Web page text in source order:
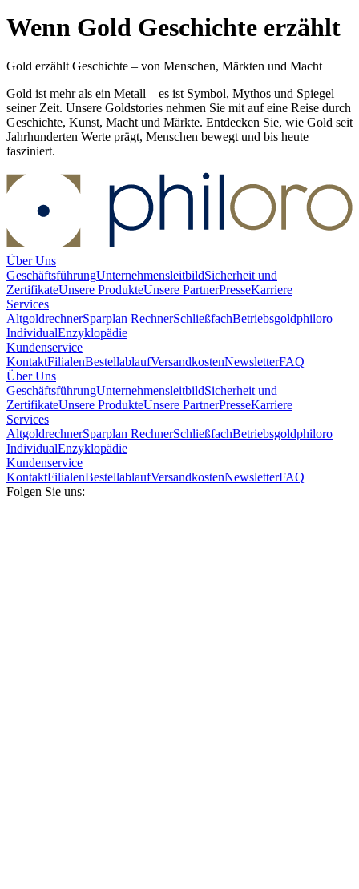
Wenn Gold Geschichte erzählt
Gold erzählt Geschichte – von Menschen, Märkten und Macht
Gold ist mehr als ein Metall – es ist Symbol, Mythos und Spiegel
seiner Zeit. Unsere Goldstories nehmen Sie mit auf eine Reise durch
Geschichte, Kunst, Macht und Märkte. Entdecken Sie, wie Gold seit
Jahrhunderten Werte prägt, Menschen bewegt und bis heute
fasziniert.
Über Uns
GeschäftsführungUnternehmensleitbildSicherheit und
ZertifikateUnsere ProdukteUnsere PartnerPresseKarriere
Services
AltgoldrechnerSparplan RechnerSchließfachBetriebsgoldphiloro
IndividualEnzyklopädie
Kundenservice
KontaktFilialenBestellablaufVersandkostenNewsletterFAQ
Über Uns
GeschäftsführungUnternehmensleitbildSicherheit und
ZertifikateUnsere ProdukteUnsere PartnerPresseKarriere
Services
AltgoldrechnerSparplan RechnerSchließfachBetriebsgoldphiloro
IndividualEnzyklopädie
Kundenservice
KontaktFilialenBestellablaufVersandkostenNewsletterFAQ
Folgen Sie uns: